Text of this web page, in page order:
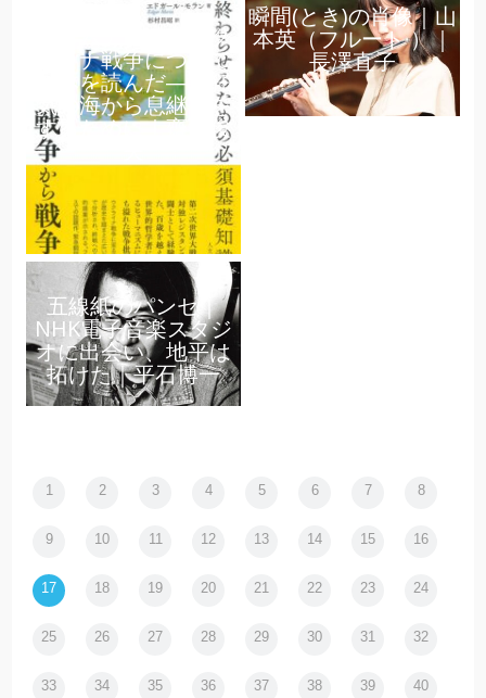
プロムナード｜ウク
ライナ戦争について
の本を読んだ――狂
気の海から息継ぎを
するために｜齋藤俊
瞬間(とき)の肖像｜山
本英（フルート ）｜
長澤直子
五線紙のパンセ｜
NHK電子音楽スタジ
オに出会い、地平は
拓けた｜平石博一
1 2 3 4 5 6 7 8
9 10 11 12 13 14 15 16
17 18 19 20 21 22 23 24
25 26 27 28 29 30 31 32
33 34 35 36 37 38 39 40